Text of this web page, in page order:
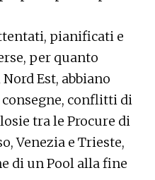
pianificati e
per quanto
Est, abbiano
conflitti di
tra le Procure di
Venezia e Trieste,
di un Pool alla fine